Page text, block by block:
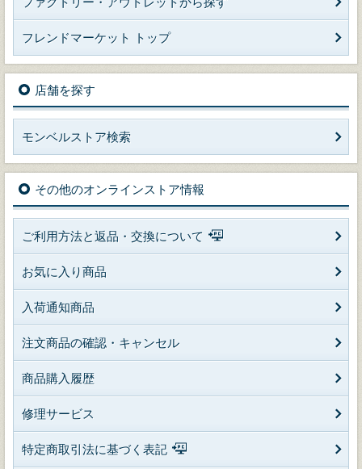
フレンドマーケット トップ
店舗を探す
モンベルストア検索
その他のオンラインストア情報
ご利用方法と返品・交換について
お気に入り商品
入荷通知商品
注文商品の確認・キャンセル
商品購入履歴
修理サービス
特定商取引法に基づく表記